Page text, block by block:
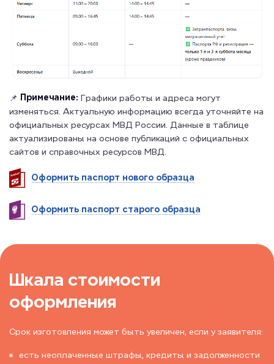
📌 Примечание: Графики работы и адреса могут
изменяться. Актуальную информацию всегда уточняйте на
официальных ресурсах МВД России. Данные в таблице
актуализированы на основе публикаций с официальных
сайтов и справочных ресурсов МВД.
Оформить паспорт нового образца
Оформить паспорт старого образца
Шкала стоимости
оформления
Срок изготовления может быть увеличен, если у заявителя:
есть неоплаченные штрафы, кредиты и задолженности